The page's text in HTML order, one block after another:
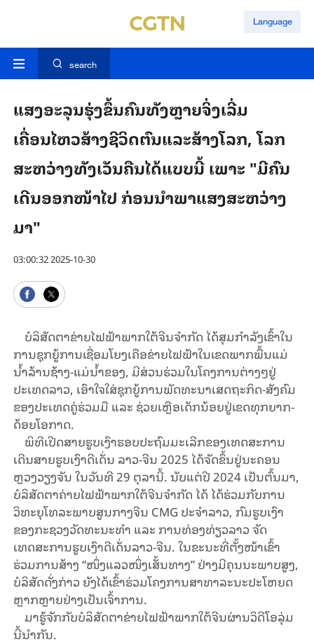
Language
search
ແສງອະລຸນຮຸ່ງຂຶ້ນຄົນທັງຫຼາຍຈິ່ງເລີ່ມ
ເຄື່ອນໄຫວສ້າງຊີວິດຕົນແລະສ້າງໂລກ, ໂລກ
ສະຫວ່າງທັງເວັນຄືນໄດ້ແບບນີ້ ເພາະ "ມີຄົນ
ເດີນອອກໜ້າໄປ ກ່ອນນໍາພາແສງສະຫວ່າງ
ມາ"
03:00:32 2025-10-30
ບໍລິສັດຕາຂ່າຍໄຟຟ້າພາກໃຕ້ຈີນຈໍາກັດ ໄດ້ສຸມກຳລັງເຂົ້າໃນ
ການຊຸກຍູ້ການເຊື່ອມໂຍງເຄືອຂ່າຍໄຟຟ້າໃນເຂດພາກພື້ນແມ່
ນ້ຳລ້ານຊ້າງ-ແມ່ນ້ຳຂອງ, ມີສ່ວນຮ່ວມໃນໂຄງການຕ່າງໆຢູ່
ປະເທດລາວ, ເອົາໃຈໃສ່ຊຸກຍູ້ການພັດທະນາເສດຖະກິດ-ສັງຄົມ
ຂອງປະ​ເທດ​ຄູ່​ຮ່ວມ​ມື ແລະ ຊ່ວຍເຫຼືອເດັກນ້ອຍຢູ່ເຂດທຸກຍາກ-
ດ້ອຍໂອກາດ.
ພິ​ທີເປີດ​ສາຍຮູບ​​ເງົາ​ຮອບ​ປະຖົມ​ມະ​ເລີກຂອງເທດ​ສະ​ການ​​
ເດີນ​ສາຍຮູບ​ເງົາ​ດີ​ເດັ່ນ​ ລາວ-ຈີນ 2025 ໄດ້​ຈັດ​ຂຶ້ນ​ຢູ່ນະ​ຄອນ
ຫຼວງວຽງ​ຈັນ ໃນວັນ​ທີ 29 ຕຸ​ລາ​ນີ້. ນັບ​ແຕ່​ປີ 2024 ເປັນ​ຕົ້ນ​ມາ,
ບໍ​ລິ​ສັດ​ຕາ​ຄ່າຍ​ໄຟ​ຟ້າ​ພາກ​ໃຕ້​ຈີນ​ຈຳ​ກັດ ໄດ້ ໄດ້ຮ່ວມກັບການ
ວິທະຍຸໂທລະພາບສູນກາງຈີນ CMG ປະຈຳລາວ, ກົມຮູບເງົາ
ຂອງກະຊວງວັດທະນະທຳ ແລະ ການທ່ອງທ່ຽວລາວ ຈັດ
ເທດສະການຮູບເງົາດີເດັ່ນລາວ-ຈີນ. ໃນຂະນະທີ່​ຕັ້ງ​ໜ້າເຂົ້າ​
ຮ່ວມ​ການ​ສ້າງ “ໜຶ່ງ​ແລວ​ໜຶ່​ງ​ເສັ້ນ​ທາງ”​ ຢ່າງ​ມີ​ຄຸນ​ນະ​ພາບ​ສູງ,
ບໍລິສັດດັ່ງກ່າວ ຍັງໄດ້ເຂົ້າ​ຮ່ວ​ມ​ໂຄງ​ການ​ສາ​ທາ​ລະ​ນະ​ປະ​ໂຫຍດ
ຫຼາກຫຼາຍຢ່າງ​ເປັນ​ເຈົ້າ​ການ.
ມາຮູ້ຈັກກັບບໍລິສັດຕາຂ່າຍໄຟຟ້າພາກໃຕ້ຈີນຜ່ານວິດີໂອລຸ່ມ
ນີ້ນໍາກັນ.